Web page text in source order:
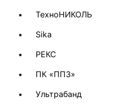
ТехноНИКОЛЬ
Sika
РЕКС
ПК «ППЗ»
Ультрабанд